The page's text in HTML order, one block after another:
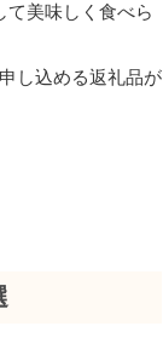
て美味しく食べら
し込める返礼品が